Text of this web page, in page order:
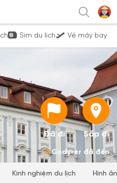
Sim du lịch Vé máy bay
Đã đi Sắp đi
0Gody-er đã đến
Kinh nghiệm du lịch Hình